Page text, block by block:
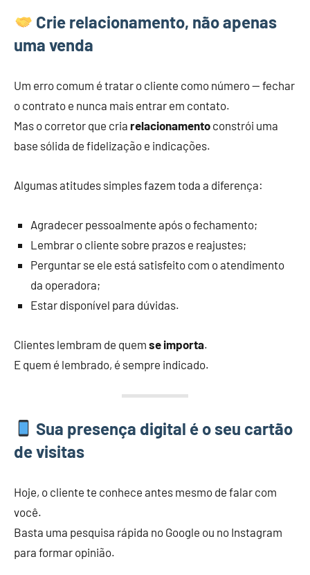
Crie relacionamento, não apenas
uma venda
Um erro comum é tratar o cliente como número — fechar
o contrato e nunca mais entrar em contato.
Mas o corretor que cria relacionamento constrói uma
base sólida de fidelização e indicações.
Algumas atitudes simples fazem toda a diferença:
Agradecer pessoalmente após o fechamento;
Lembrar o cliente sobre prazos e reajustes;
Perguntar se ele está satisfeito com o atendimento
da operadora;
Estar disponível para dúvidas.
Clientes lembram de quem se importa.
E quem é lembrado, é sempre indicado.
Sua presença digital é o seu cartão
de visitas
Hoje, o cliente te conhece antes mesmo de falar com
você.
Basta uma pesquisa rápida no Google ou no Instagram
para formar opinião.